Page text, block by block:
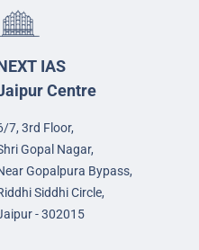
IAS
Centre
7, 3rd Floor,
Gopal Nagar,
Gopalpura Bypass,
Siddhi Circle,
- 302015